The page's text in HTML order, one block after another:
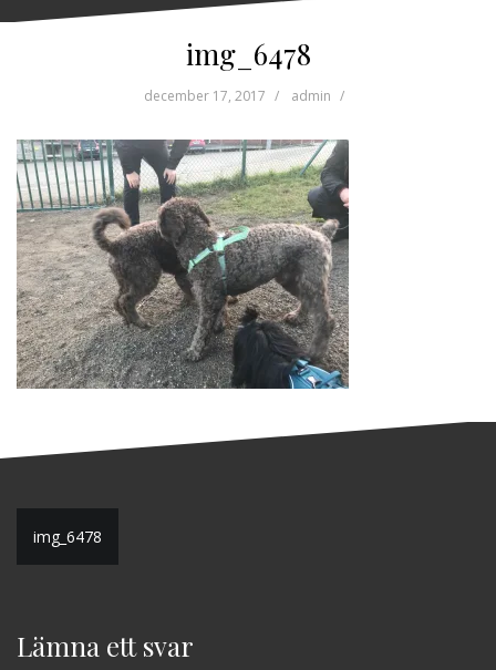
img_6478
december 17, 2017 admin
Inläggsnavigering
img_6478
Lämna ett svar